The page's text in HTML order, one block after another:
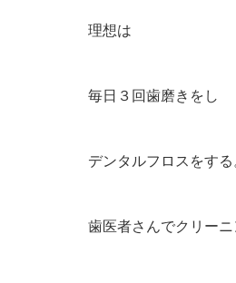
理想は
毎日３回歯磨きをし
デンタルフロスをする
歯医者さんでクリーニ